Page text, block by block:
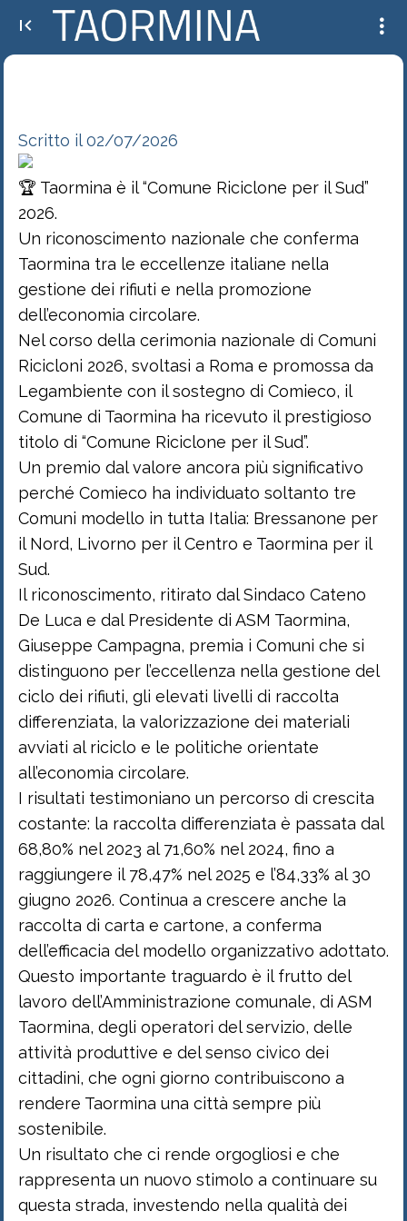
Scritto il 02/07/2026
🏆 Taormina è il “Comune Riciclone per il Sud”
2026.
Un riconoscimento nazionale che conferma
Taormina tra le eccellenze italiane nella
gestione dei rifiuti e nella promozione
dell’economia circolare.
Nel corso della cerimonia nazionale di Comuni
Ricicloni 2026, svoltasi a Roma e promossa da
Legambiente con il sostegno di Comieco, il
Comune di Taormina ha ricevuto il prestigioso
titolo di “Comune Riciclone per il Sud”.
Un premio dal valore ancora più significativo
perché Comieco ha individuato soltanto tre
Comuni modello in tutta Italia: Bressanone per
il Nord, Livorno per il Centro e Taormina per il
Sud.
Il riconoscimento, ritirato dal Sindaco Cateno
De Luca e dal Presidente di ASM Taormina,
Giuseppe Campagna, premia i Comuni che si
distinguono per l’eccellenza nella gestione del
ciclo dei rifiuti, gli elevati livelli di raccolta
differenziata, la valorizzazione dei materiali
avviati al riciclo e le politiche orientate
all’economia circolare.
I risultati testimoniano un percorso di crescita
costante: la raccolta differenziata è passata dal
68,80% nel 2023 al 71,60% nel 2024, fino a
raggiungere il 78,47% nel 2025 e l’84,33% al 30
giugno 2026. Continua a crescere anche la
raccolta di carta e cartone, a conferma
dell’efficacia del modello organizzativo adottato.
Questo importante traguardo è il frutto del
lavoro dell’Amministrazione comunale, di ASM
Taormina, degli operatori del servizio, delle
attività produttive e del senso civico dei
cittadini, che ogni giorno contribuiscono a
rendere Taormina una città sempre più
sostenibile.
Un risultato che ci rende orgogliosi e che
rappresenta un nuovo stimolo a continuare su
questa strada, investendo nella qualità dei